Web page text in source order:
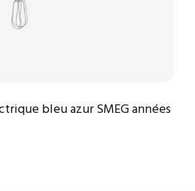
bleu azur SMEG années